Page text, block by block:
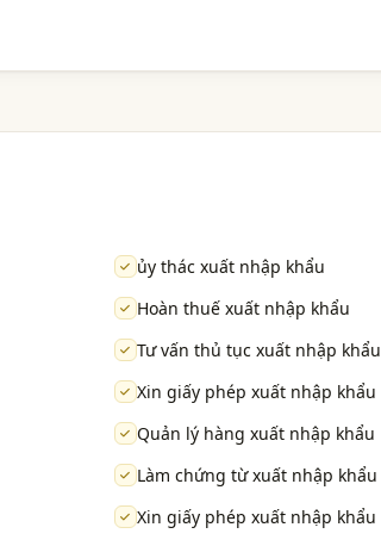
ủy thác xuất nhập khẩu
Hoàn thuế xuất nhập khẩu
Tư vấn thủ tục xuất nhập khẩu
Xin giấy phép xuất nhập khẩu
Quản lý hàng xuất nhập khẩu
Làm chứng từ xuất nhập khẩu
Xin giấy phép xuất nhập khẩu